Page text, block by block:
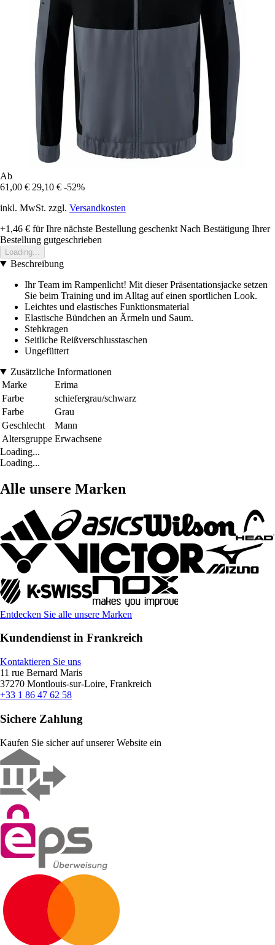
Ab
61,00 € 29,10 € -52%
inkl. MwSt. zzgl. Versandkosten
+1,46 € für Ihre nächste Bestellung geschenkt Nach Bestätigung Ihrer
Bestellung gutgeschrieben
Loading...
Beschreibung
Ihr Team im Rampenlicht! Mit dieser Präsentationsjacke setzen
Sie beim Training und im Alltag auf einen sportlichen Look.
Leichtes und elastisches Funktionsmaterial
Elastische Bündchen an Ärmeln und Saum.
Stehkragen
Seitliche Reißverschlusstaschen
Ungefüttert
Zusätzliche Informationen
Marke
Erima
Farbe
schiefergrau/schwarz
Farbe
Grau
Geschlecht
Mann
Altersgruppe Erwachsene
Loading...
Loading...
Alle unsere Marken
Entdecken Sie alle unsere Marken
Kundendienst in Frankreich
Kontaktieren Sie uns
11 rue Bernard Maris
37270 Montlouis-sur-Loire, Frankreich
+33 1 86 47 62 58
Sichere Zahlung
Kaufen Sie sicher auf unserer Website ein